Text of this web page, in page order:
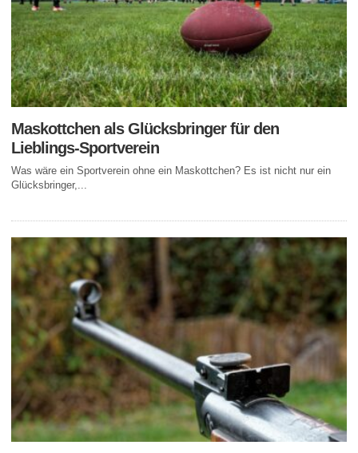
Maskottchen als Glücksbringer für den
Lieblings-Sportverein
Was wäre ein Sportverein ohne ein Maskottchen? Es ist nicht nur ein
Glücksbringer,...